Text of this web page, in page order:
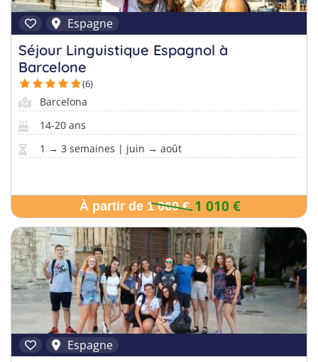
AllemandEspagne
Séjour Linguistique Espagnol à
Barcelone
(6)
Barcelona
14-20 ans
1 → 3 semaines | juin → août
À partir de 1 060 € 1 010 €
Espagne